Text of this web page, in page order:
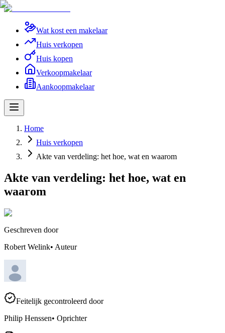
Wat kost een makelaar
Huis verkopen
Huis kopen
Verkoopmakelaar
Aankoopmakelaar
Home
Huis verkopen
Akte van verdeling: het hoe, wat en waarom
Akte van verdeling: het hoe, wat en
waarom
Geschreven door
Robert Welink• Auteur
Feitelijk gecontroleerd door
Philip Henssen• Oprichter